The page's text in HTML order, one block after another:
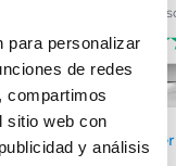
para personalizar
de redes
compartimos
sitio web con
y análisis
›